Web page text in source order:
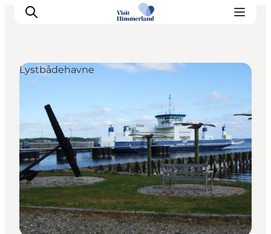
Oplev Himmerland
Udforsk naturen
Himmerlandsbyer
DET SKER
Planlæg din ferie
Book Oplevelser
Praktisk info
Lystbådehavne